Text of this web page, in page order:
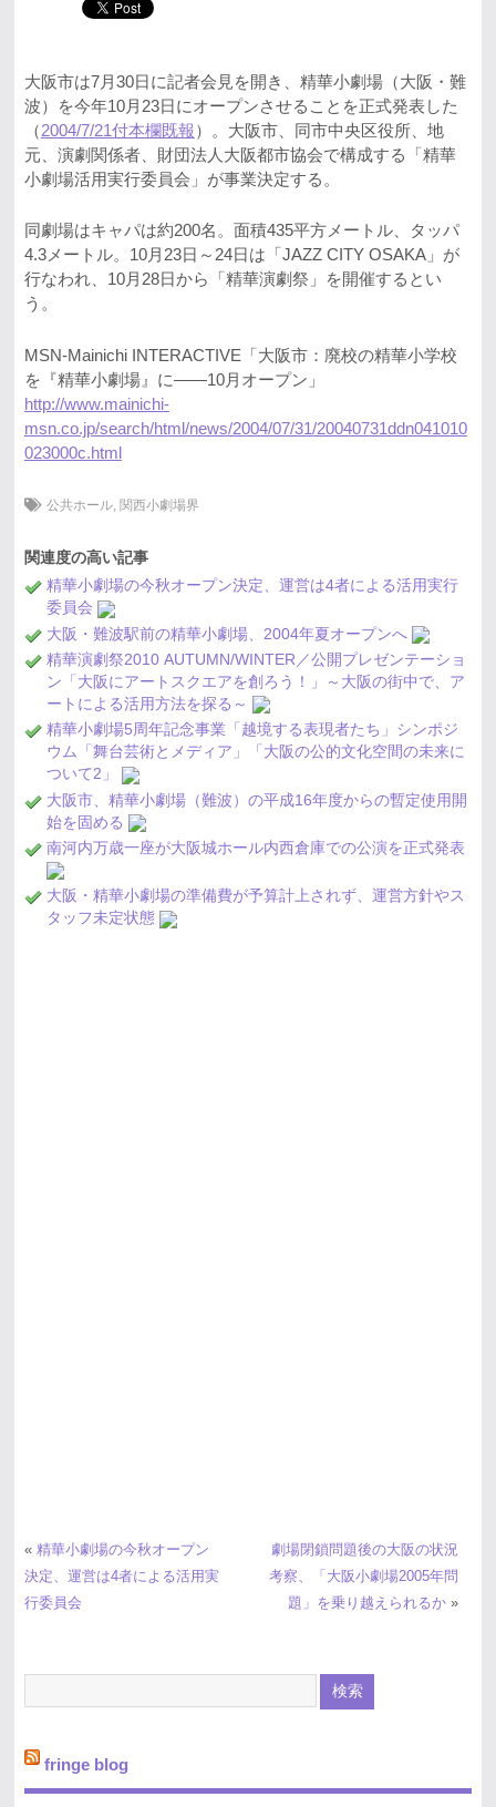
大阪市は7月30日に記者会見を開き、精華小劇場（大阪・難
波）を今年10月23日にオープンさせることを正式発表した
（2004/7/21付本欄既報）。大阪市、同市中央区役所、地
元、演劇関係者、財団法人大阪都市協会で構成する「精華
小劇場活用実行委員会」が事業決定する。
同劇場はキャパは約200名。面積435平方メートル、タッパ
4.3メートル。10月23日～24日は「JAZZ CITY OSAKA」が
行なわれ、10月28日から「精華演劇祭」を開催するとい
う。
MSN-Mainichi INTERACTIVE「大阪市：廃校の精華小学校
を『精華小劇場』に――10月オープン」
http://www.mainichi-
msn.co.jp/search/html/news/2004/07/31/20040731ddn041010
023000c.html
公共ホール, 関西小劇場界
関連度の高い記事
精華小劇場の今秋オープン決定、運営は4者による活用実行
委員会
大阪・難波駅前の精華小劇場、2004年夏オープンへ
精華演劇祭2010 AUTUMN/WINTER／公開プレゼンテーショ
ン「大阪にアートスクエアを創ろう！」～大阪の街中で、ア
ートによる活用方法を探る～
精華小劇場5周年記念事業「越境する表現者たち」シンポジ
ウム「舞台芸術とメディア」「大阪の公的文化空間の未来に
ついて2」
大阪市、精華小劇場（難波）の平成16年度からの暫定使用開
始を固める
南河内万歳一座が大阪城ホール内西倉庫での公演を正式発表
大阪・精華小劇場の準備費が予算計上されず、運営方針やス
タッフ未定状態
« 精華小劇場の今秋オープン
決定、運営は4者による活用実
行委員会
劇場閉鎖問題後の大阪の状況
考察、「大阪小劇場2005年問
題」を乗り越えられるか»
fringe blog